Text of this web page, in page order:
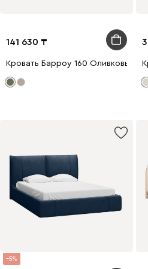
141 630
Кровать Барроу 160 Оливковый
5